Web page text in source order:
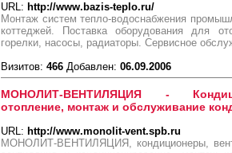
URL: http://www.bazis-teplo.ru/
Монтаж систем тепло-водоснабжения
коттеджей. Поставка оборудования для
горелки, насосы, радиаторы. Сервисное
Визитов: 466 Добавлен: 06.09.2006
МОНОЛИТ-ВЕНТИЛЯЦИЯ -
отопление, монтаж и обслуживание
URL: http://www.monolit-vent.spb.ru
МОНОЛИТ-ВЕНТИЛЯЦИЯ, кондиционеры,